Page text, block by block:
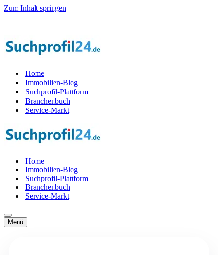
Zum Inhalt springen
Home
Immobilien-Blog
Suchprofil-Plattform
Branchenbuch
Service-Markt
Home
Immobilien-Blog
Suchprofil-Plattform
Branchenbuch
Service-Markt
Navigationsmenü
Menü
Navigationsmenü